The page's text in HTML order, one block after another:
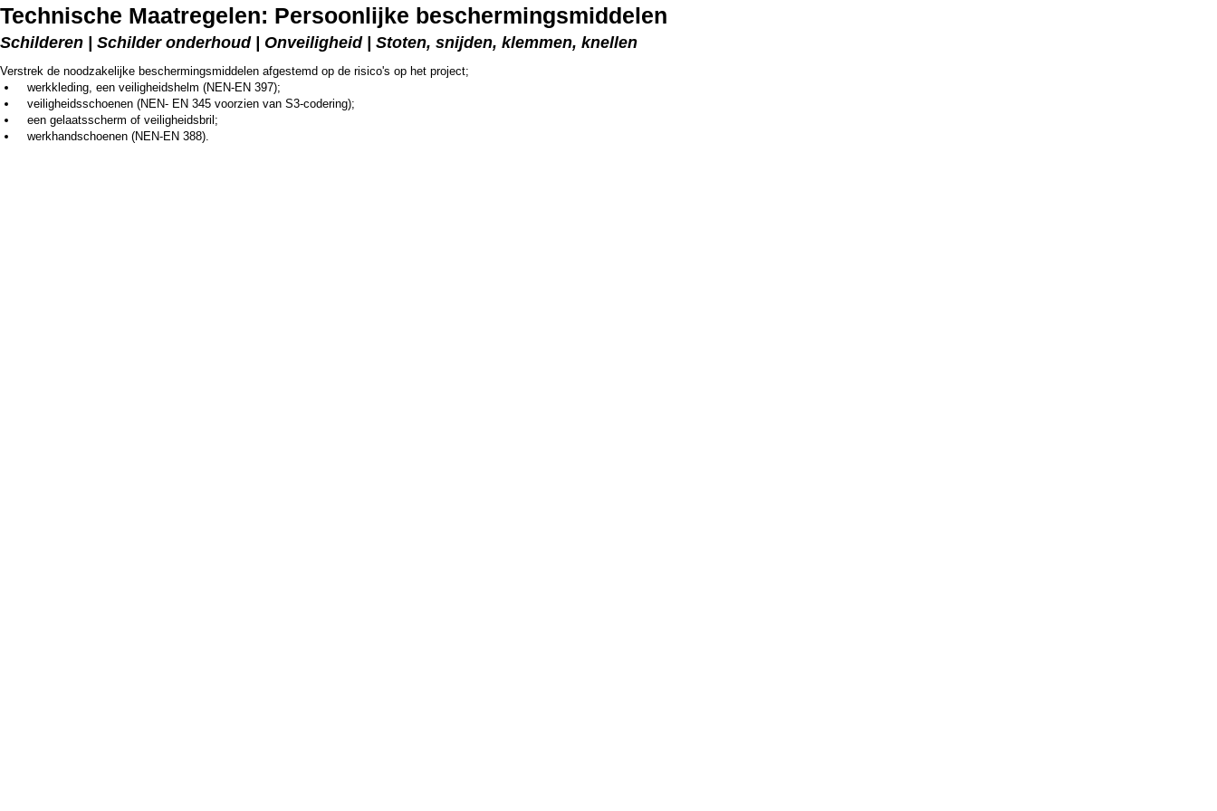
Technische Maatregelen: Persoonlijke beschermingsmiddelen
Schilderen | Schilder onderhoud | Onveiligheid | Stoten, snijden, klemmen, knellen
Verstrek de noodzakelijke beschermingsmiddelen afgestemd op de risico's op het project;
werkkleding, een veiligheidshelm (NEN-EN 397);
veiligheidsschoenen (NEN- EN 345 voorzien van S3-codering);
een gelaatsscherm of veiligheidsbril;
werkhandschoenen (NEN-EN 388).